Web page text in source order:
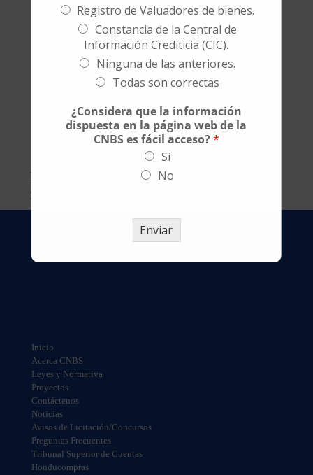
Oficina Principal
Edificio de la Comisión Nacional de Bancos y
Seguros, Residencial la Hacienda, esquina Boulevard
Tegucigalpa, M.D.C., Honduras, C.A. PBX+(504)
2290-4500– Apartado Postal 20074
Horario de Atención:
9:00a.m. a 5:00p.m.
Inicio
Acerca CNBS
Leyes y Normativa
Proyectos
Contáctenos
Noticias
Avisos de Licitación/Concursos
Preguntas Frecuentes
Tribunal Superior de Cuentas
Honducompras
Registro de Valuadores de bienes.
Constancia de la Central de
Información Crediticia (CIC).
Ninguna de las anteriores.
Todas son correctas
¿Considera que la información
dispuesta en la página web de la
CNBS es fácil acceso?*
Si
No
Enviar